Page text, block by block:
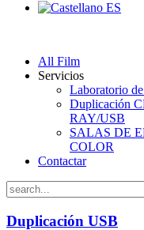
All Film
Servicios
Laboratorio
Duplicación
RAY/USB
SALAS DE
COLOR
Contactar
Duplicación USB